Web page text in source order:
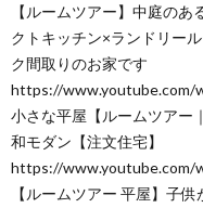
【ルームツアー】中庭の
クトキッチン×ランドリー
ク間取りのお家です
https://www.youtube.com/
小さな平屋【ルームツアー
和モダン【注文住宅】
https://www.youtube.com/
【ルームツアー 平屋】子